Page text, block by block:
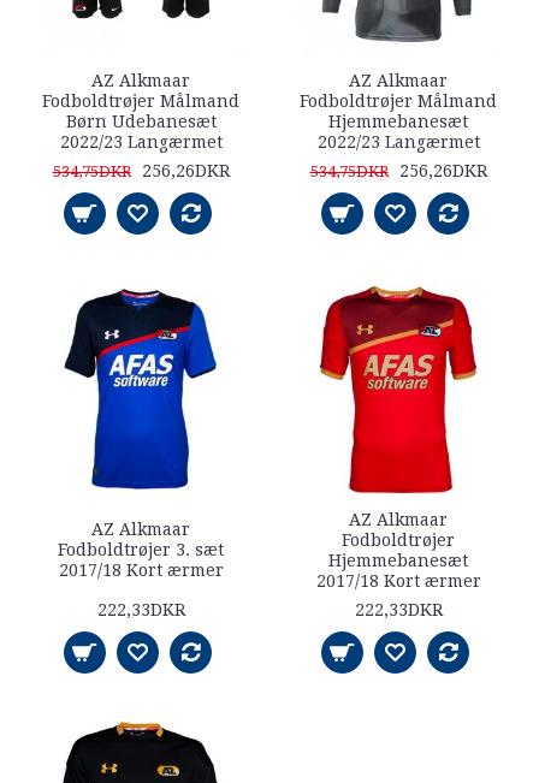
AZ Alkmaar
Fodboldtrøjer Målmand
Børn Udebanesæt
2022/23 Langærmet
534,75DKR 256,26DKR
AZ Alkmaar
Fodboldtrøjer Målmand
Hjemmebanesæt
2022/23 Langærmet
534,75DKR 256,26DKR
AZ Alkmaar
Fodboldtrøjer 3. sæt
2017/18 Kort ærmer
222,33DKR
AZ Alkmaar
Fodboldtrøjer
Hjemmebanesæt
2017/18 Kort ærmer
222,33DKR